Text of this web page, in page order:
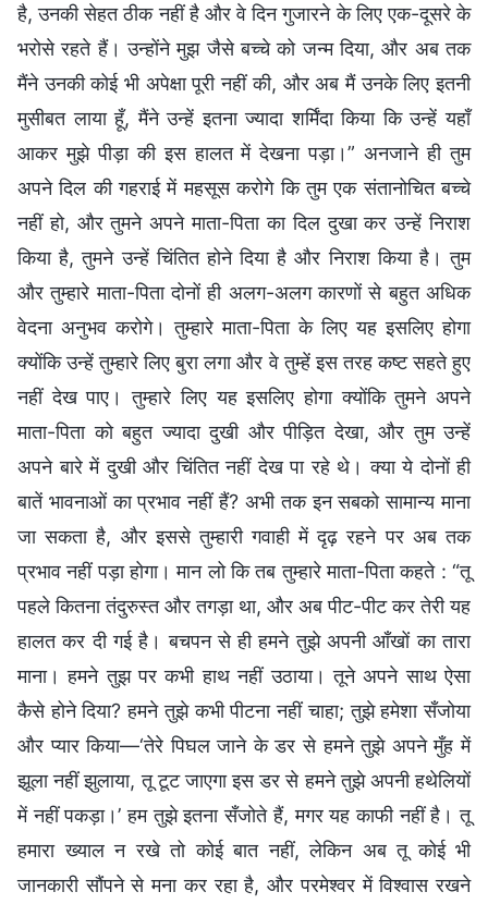
है, उनकी सेहत ठीक नहीं है और वे दिन गुजारने के लिए एक-दूसरे के
भरोसे रहते हैं। उन्होंने मुझ जैसे बच्चे को जन्म दिया, और अब तक
मैंने उनकी कोई भी अपेक्षा पूरी नहीं की, और अब मैं उनके लिए इतनी
मुसीबत लाया हूँ, मैंने उन्हें इतना ज्यादा शर्मिंदा किया कि उन्हें यहाँ
आकर मुझे पीड़ा की इस हालत में देखना पड़ा।” अनजाने ही तुम
अपने दिल की गहराई में महसूस करोगे कि तुम एक संतानोचित बच्चे
नहीं हो, और तुमने अपने माता-पिता का दिल दुखा कर उन्हें निराश
किया है, तुमने उन्हें चिंतित होने दिया है और निराश किया है। तुम
और तुम्हारे माता-पिता दोनों ही अलग-अलग कारणों से बहुत अधिक
वेदना अनुभव करोगे। तुम्हारे माता-पिता के लिए यह इसलिए होगा
क्योंकि उन्हें तुम्हारे लिए बुरा लगा और वे तुम्हें इस तरह कष्ट सहते हुए
नहीं देख पाए। तुम्हारे लिए यह इसलिए होगा क्योंकि तुमने अपने
माता-पिता को बहुत ज्यादा दुखी और पीड़ित देखा, और तुम उन्हें
अपने बारे में दुखी और चिंतित नहीं देख पा रहे थे। क्या ये दोनों ही
बातें भावनाओं का प्रभाव नहीं हैं? अभी तक इन सबको सामान्य माना
जा सकता है, और इससे तुम्हारी गवाही में दृढ़ रहने पर अब तक
प्रभाव नहीं पड़ा होगा। मान लो कि तब तुम्हारे माता-पिता कहते : “तू
पहले कितना तंदुरुस्त और तगड़ा था, और अब पीट-पीट कर तेरी यह
हालत कर दी गई है। बचपन से ही हमने तुझे अपनी आँखों का तारा
माना। हमने तुझ पर कभी हाथ नहीं उठाया। तूने अपने साथ ऐसा
कैसे होने दिया? हमने तुझे कभी पीटना नहीं चाहा; तुझे हमेशा सँजोया
और प्यार किया—‘तेरे पिघल जाने के डर से हमने तुझे अपने मुँह में
झूला नहीं झुलाया, तू टूट जाएगा इस डर से हमने तुझे अपनी हथेलियों
में नहीं पकड़ा।’ हम तुझे इतना सँजोते हैं, मगर यह काफी नहीं है। तू
हमारा ख्याल न रखे तो कोई बात नहीं, लेकिन अब तू कोई भी
जानकारी सौंपने से मना कर रहा है, और परमेश्वर में विश्वास रखने